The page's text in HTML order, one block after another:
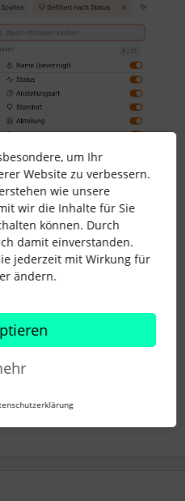
ich generell für
ich Attribute abrufen
das neue Analyse
um Ihr
Website zu verbessern.
wie unsere
wir die Inhalte für Sie
können. Durch
damit einverstanden.
jederzeit mit Wirkung für
ändern.